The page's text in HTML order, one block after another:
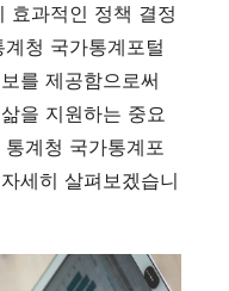
효과적인 정책 결정
청 국가통계포털
를 제공함으로써
을 지원하는 중요
계청 국가통계포
세히 살펴보겠습니